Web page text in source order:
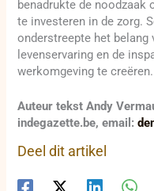
benadrukte de noodzaak
te investeren in de zorg.
onderstreepte het belang
levenservaring en de
werkomgeving te creëren.
Auteur tekst Andy
indegazette.be, email:
Deel dit artikel